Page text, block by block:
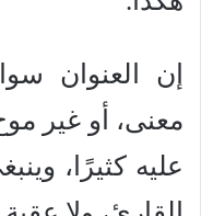
إن العنوان
معنى، أو غير موح
عليه كثيرًا،